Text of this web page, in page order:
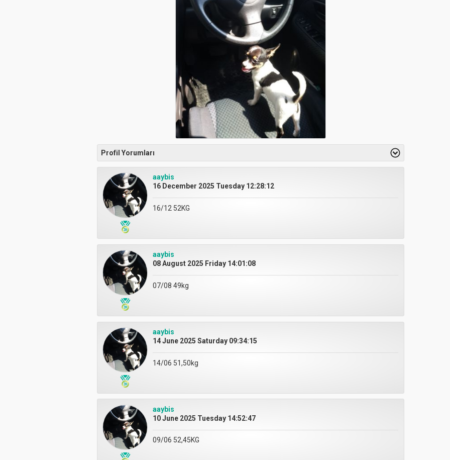
Profil Yorumları
aaybis
16 December 2025 Tuesday 12:28:12
16/12 52KG
aaybis
08 August 2025 Friday 14:01:08
07/08 49kg
aaybis
14 June 2025 Saturday 09:34:15
14/06 51,50kg
aaybis
10 June 2025 Tuesday 14:52:47
09/06 52,45KG